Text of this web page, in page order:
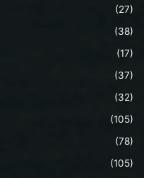
(27)
(38)
(17)
(37)
(32)
(105)
(78)
(105)